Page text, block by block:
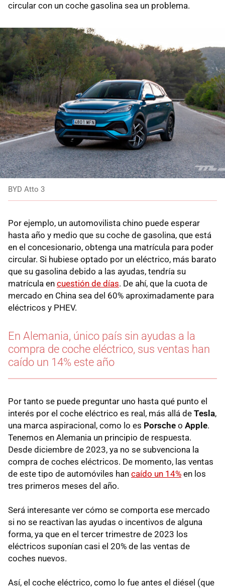
circular con un coche gasolina sea un problema.
BYD Atto 3
Por ejemplo, un automovilista chino puede esperar
hasta año y medio que su coche de gasolina, que está
en el concesionario, obtenga una matrícula para poder
circular. Si hubiese optado por un eléctrico, más barato
que su gasolina debido a las ayudas, tendría su
matrícula en cuestión de días. De ahí, que la cuota de
mercado en China sea del 60% aproximadamente para
eléctricos y PHEV.
En Alemania, único país sin ayudas a la
compra de coche eléctrico, sus ventas han
caído un 14% este año
Por tanto se puede preguntar uno hasta qué punto el
interés por el coche eléctrico es real, más allá de Tesla,
una marca aspiracional, como lo es Porsche o Apple.
Tenemos en Alemania un principio de respuesta.
Desde diciembre de 2023, ya no se subvenciona la
compra de coches eléctricos. De momento, las ventas
de este tipo de automóviles han caído un 14% en los
tres primeros meses del año.
Será interesante ver cómo se comporta ese mercado
si no se reactivan las ayudas o incentivos de alguna
forma, ya que en el tercer trimestre de 2023 los
eléctricos suponían casi el 20% de las ventas de
coches nuevos.
Así, el coche eléctrico, como lo fue antes el diésel (que